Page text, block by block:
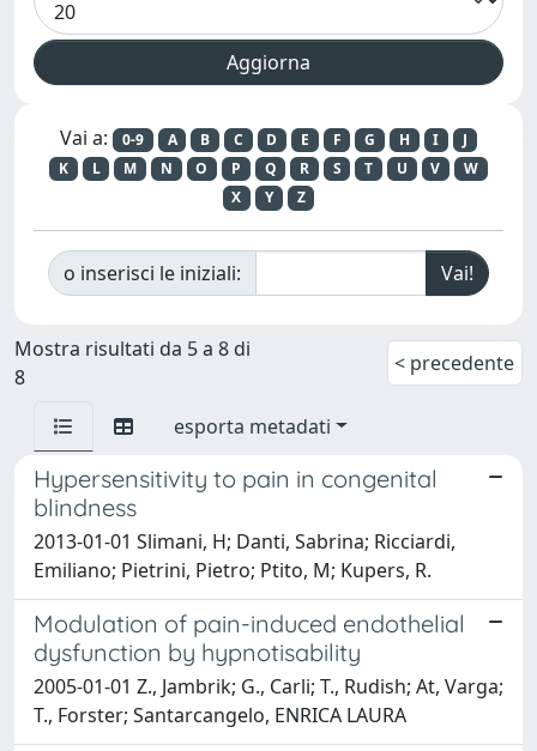
Vai a: 0-9 A B C D E F G H I
J
K
L M N O P Q R S T U V
W
X
Y Z
o inserisci le iniziali:
Mostra risultati da 5 a 8 di
8
< precedente
esporta metadati
Hypersensitivity to pain in congenital
blindness
2013-01-01 Slimani, H; Danti, Sabrina; Ricciardi,
Emiliano; Pietrini, Pietro; Ptito, M; Kupers, R.
Modulation of pain-induced endothelial
dysfunction by hypnotisability
2005-01-01 Z., Jambrik; G., Carli; T., Rudish; At, Varga;
T., Forster; Santarcangelo, ENRICA LAURA